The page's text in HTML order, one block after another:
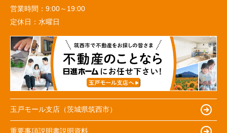
営業時間： 9:00～19:00
定休日： 水曜日
玉戸モール支店（茨城県筑西市）
重要事項説明書説明資料